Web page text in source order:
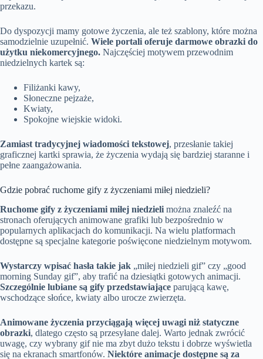
przekazu.
Do dyspozycji mamy gotowe życzenia, ale też szablony, które można
samodzielnie uzupełnić. Wiele portali oferuje darmowe obrazki do
użytku niekomercyjnego. Najczęściej motywem przewodnim
niedzielnych kartek są:
Filiżanki kawy,
Słoneczne pejzaże,
Kwiaty,
Spokojne wiejskie widoki.
Zamiast tradycyjnej wiadomości tekstowej, przesłanie takiej
graficznej kartki sprawia, że życzenia wydają się bardziej staranne i
pełne zaangażowania.
Gdzie pobrać ruchome gify z życzeniami miłej niedzieli?
Ruchome gify z życzeniami miłej niedzieli można znaleźć na
stronach oferujących animowane grafiki lub bezpośrednio w
popularnych aplikacjach do komunikacji. Na wielu platformach
dostępne są specjalne kategorie poświęcone niedzielnym motywom.
Wystarczy wpisać hasła takie jak „miłej niedzieli gif” czy „good
morning Sunday gif”, aby trafić na dziesiątki gotowych animacji.
Szczególnie lubiane są gify przedstawiające parującą kawę,
wschodzące słońce, kwiaty albo urocze zwierzęta.
Animowane życzenia przyciągają więcej uwagi niż statyczne
obrazki, dlatego często są przesyłane dalej. Warto jednak zwrócić
uwagę, czy wybrany gif nie ma zbyt dużo tekstu i dobrze wyświetla
się na ekranach smartfonów. Niektóre animacje dostępne są za